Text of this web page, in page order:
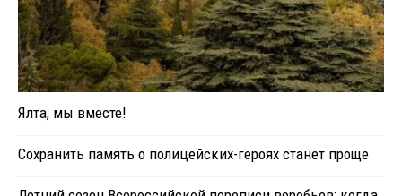
Ялта, мы вместе!
Сохранить память о полицейских-героях станет проще